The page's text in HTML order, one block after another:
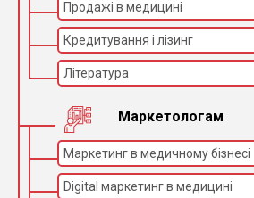
Продажі в медицині
Кредитування і лізинг
Література
Маркетологам
Маркетинг в медичному бізнесі
Digital маркетинг в медицині